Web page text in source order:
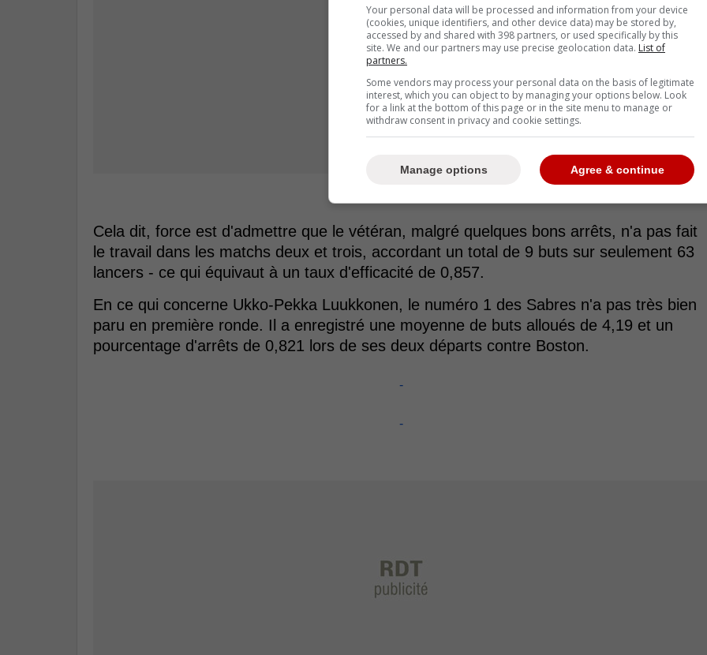
Cela dit, force est d'admettre que le vétéran, malgré quelques bons arrêts, n'a pas fait
le travail dans les matchs deux et trois, accordant un total de 9 buts sur seulement 63
lancers - ce qui équivaut à un taux d'efficacité de 0,857.
En ce qui concerne Ukko-Pekka Luukkonen, le numéro 1 des Sabres n'a pas très bien
paru en première ronde. Il a enregistré une moyenne de buts alloués de 4,19 et un
pourcentage d'arrêts de 0,821 lors de ses deux départs contre Boston.
-
-
Your personal data will be processed and information from your device
(cookies, unique identifiers, and other device data) may be stored by,
accessed by and shared with 398 partners, or used specifically by this
site. We and our partners may use precise geolocation data. List of
partners.
Some vendors may process your personal data on the basis of legitimate
interest, which you can object to by managing your options below. Look
for a link at the bottom of this page or in the site menu to manage or
withdraw consent in privacy and cookie settings.
Agree & continue
Manage options